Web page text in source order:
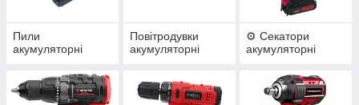
Пили
акумуляторні
Повітродувки
акумуляторні
⚙️ Секатори
акумуляторні